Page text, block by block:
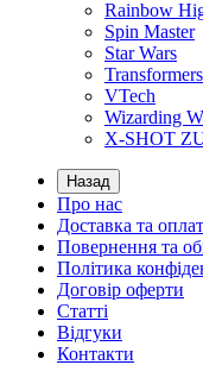
Rainbow
Spin Master
Star Wars
Transformers
VTech
Wizarding
X-SHOT
Назад
Про нас
Доставка та
Повернення та
Політика
Договір оферти
Статті
Відгуки
Контакти